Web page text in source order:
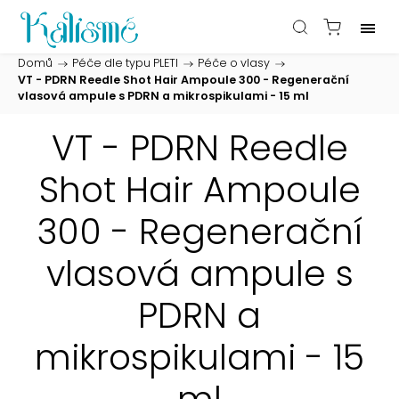
Domů / Péče dle typu PLETI / Péče o vlasy /
VT - PDRN Reedle Shot Hair Ampoule 300 - Regenerační
vlasová ampule s PDRN a mikrospikulami - 15 ml
VT - PDRN Reedle
Shot Hair Ampoule
300 - Regenerační
vlasová ampule s
PDRN a
mikrospikulami - 15